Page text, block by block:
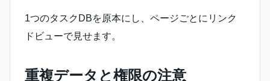
1つのタスクDBを原本にし、ページごとにリンク
ドビューで見せます。
重複データと権限の注意